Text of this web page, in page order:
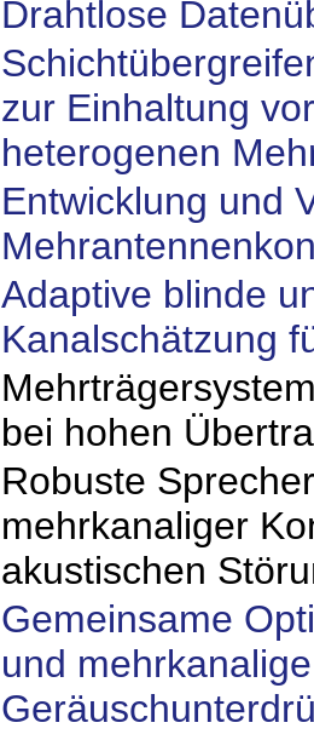
Drahtlose
zur Einhaltung
heterogenen
Entwicklung und
Adaptive blinde
Kanalschätzung
bei hohen
Robuste
mehrkanaliger
akustischen
Gemeinsame
und